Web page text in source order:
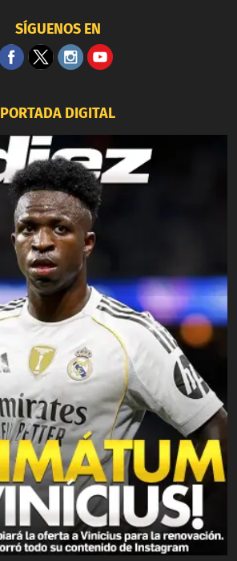
SÍGUENOS EN
PORTADA DIGITAL